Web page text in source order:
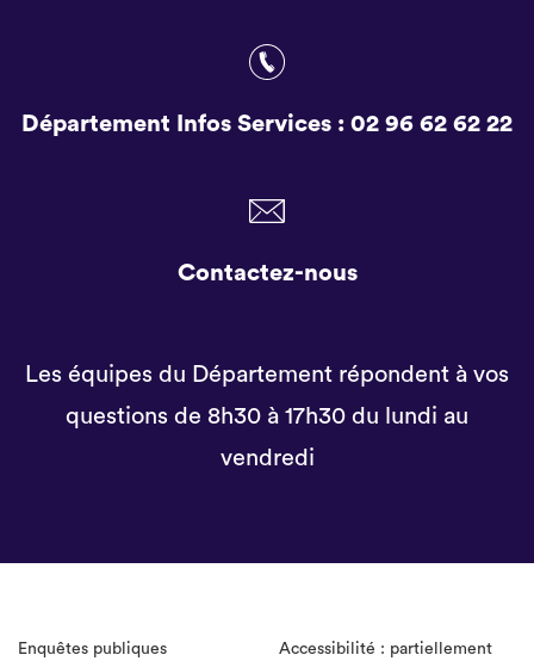
Département Infos Services : 02 96 62 62 22
Contactez-nous
Les équipes du Département répondent à vos
questions de 8h30 à 17h30 du lundi au
vendredi
Enquêtes publiques
Accessibilité : partiellement